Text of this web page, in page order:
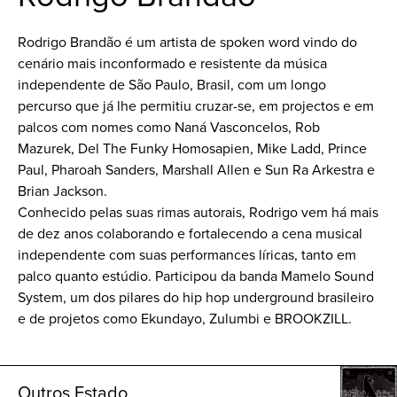
Rodrigo Brandão é um artista de spoken word vindo do
cenário mais inconformado e resistente da música
independente de São Paulo, Brasil, com um longo
percurso que já lhe permitiu cruzar-se, em projectos e em
palcos com nomes como Naná Vasconcelos, Rob
Mazurek, Del The Funky Homosapien, Mike Ladd, Prince
Paul, Pharoah Sanders, Marshall Allen e Sun Ra Arkestra e
Brian Jackson.
Conhecido pelas suas rimas autorais, Rodrigo vem há mais
de dez anos colaborando e fortalecendo a cena musical
independente com suas performances líricas, tanto em
palco quanto estúdio. Participou da banda Mamelo Sound
System, um dos pilares do hip hop underground brasileiro
e de projetos como Ekundayo, Zulumbi e BROOKZILL.